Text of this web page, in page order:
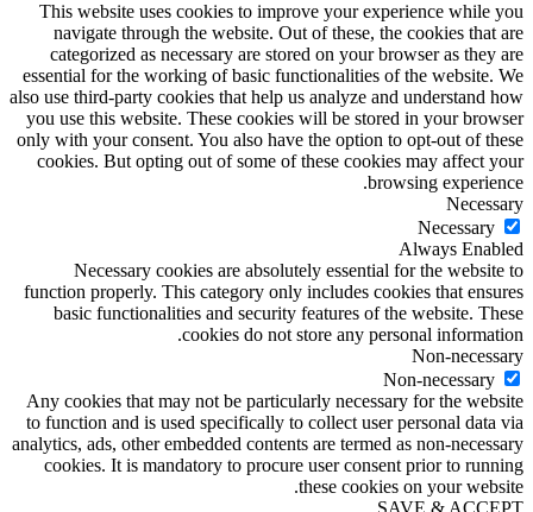
This website uses cookies to improve your experience while you
navigate through the website. Out of these, the cookies that are
categorized as necessary are stored on your browser as they are
essential for the working of basic functionalities of the website. We
also use third-party cookies that help us analyze and understand how
you use this website. These cookies will be stored in your browser
only with your consent. You also have the option to opt-out of these
cookies. But opting out of some of these cookies may affect your
browsing experience.
Necessary
Necessary
Always Enabled
Necessary cookies are absolutely essential for the website to
function properly. This category only includes cookies that ensures
basic functionalities and security features of the website. These
cookies do not store any personal information.
Non-necessary
Non-necessary
Any cookies that may not be particularly necessary for the website
to function and is used specifically to collect user personal data via
analytics, ads, other embedded contents are termed as non-necessary
cookies. It is mandatory to procure user consent prior to running
these cookies on your website.
SAVE & ACCEPT